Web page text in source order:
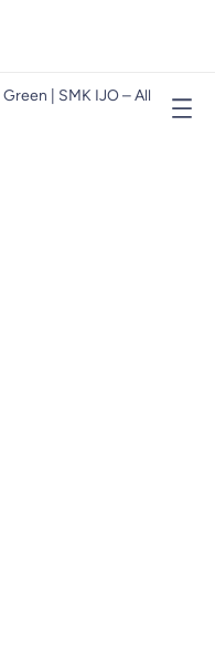
| SMK IJO – All